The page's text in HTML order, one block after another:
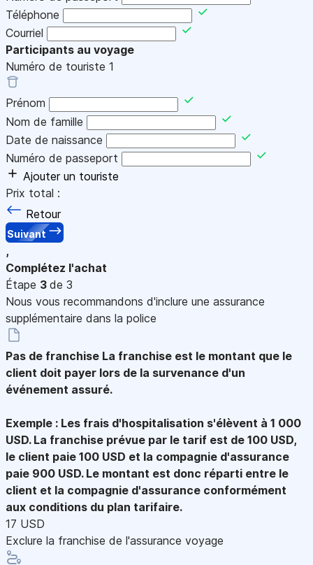
Téléphone
Courriel
Participants au voyage
Numéro de touriste 1
Prénom
Nom de famille
Date de naissance
Numéro de passeport
Ajouter un touriste
Prix total :
Retour
Suivant
,
Complétez l'achat
Étape 3 de 3
Nous vous recommandons d'inclure une assurance
supplémentaire dans la police
Pas de franchise La franchise est le montant que le
client doit payer lors de la survenance d'un
événement assuré.
Exemple : Les frais d'hospitalisation s'élèvent à 1 000
USD. La franchise prévue par le tarif est de 100 USD,
le client paie 100 USD et la compagnie d'assurance
paie 900 USD. Le montant est donc réparti entre le
client et la compagnie d'assurance conformément
aux conditions du plan tarifaire.
17 USD
Exclure la franchise de l'assurance voyage